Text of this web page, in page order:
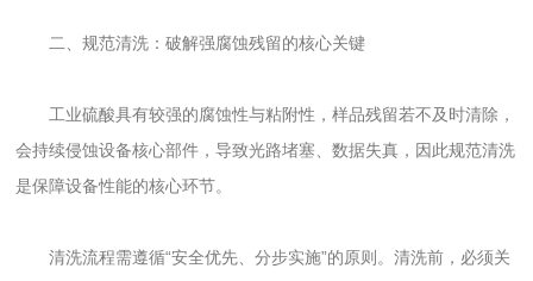
二、规范清洗：破解强腐蚀残留的核心关键
工业硫酸具有较强的腐蚀性与粘附性，样品残留若不及时清除，
会持续侵蚀设备核心部件，导致光路堵塞、数据失真，因此规范清洗
是保障设备性能的核心环节。
清洗流程需遵循“安全优先、分步实施”的原则。清洗前，必须关